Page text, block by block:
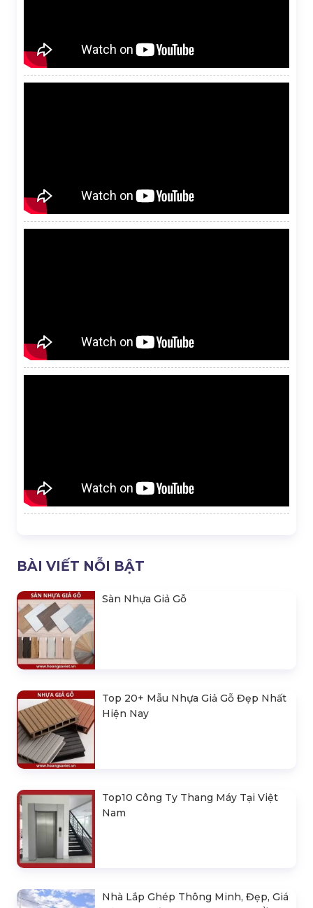
BÀI VIẾT NỖI BẬT
Sàn Nhựa Giả Gỗ
Top 20+ Mẫu Nhựa Giả Gỗ Đẹp Nhất
Hiện Nay
Top10 Công Ty Thang Máy Tại Việt
Nam
Nhà Lắp Ghép Thông Minh, Đẹp, Giá